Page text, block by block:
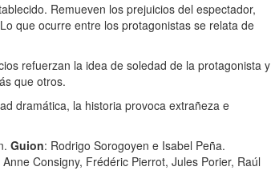
Remueven los prejuicios del espectador,
que ocurre entre los protagonistas se relata de
refuerzan la idea de soledad de la protagonista y
que otros.
dramática, la historia provoca extrañeza e
Guion: Rodrigo Sorogoyen e Isabel Peña.
Consigny, Frédéric Pierrot, Jules Porier, Raúl